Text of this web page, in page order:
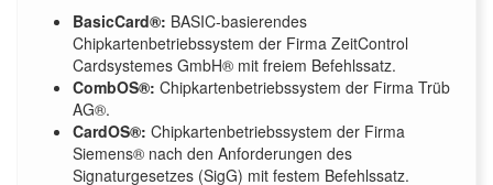
BasicCard®: BASIC-basierendes
Chipkartenbetriebssystem der Firma ZeitControl
Cardsystemes GmbH® mit freiem Befehlssatz.
CombOS®: Chipkartenbetriebssystem der Firma Trüb
AG®.
CardOS®: Chipkartenbetriebssystem der Firma
Siemens® nach den Anforderungen des
Signaturgesetzes (SigG) mit festem Befehlssatz.